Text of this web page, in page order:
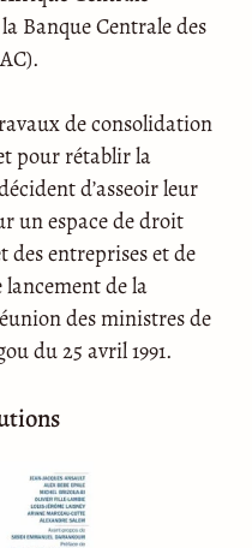
Banque Centrale des
de consolidation
pour rétablir la
d’asseoir leur
un espace de droit
des entreprises et de
de la
des ministres de
du 25 avril 1991.